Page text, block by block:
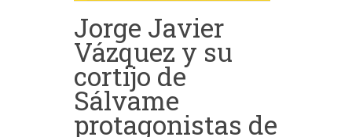
Jorge Javier
Vázquez y su
cortijo de
Sálvame
protagonistas de